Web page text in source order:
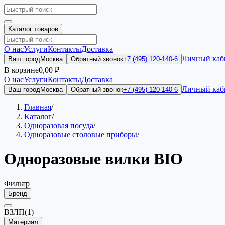
Каталог товаров
О насУслугиКонтактыДоставка
Ваш городМосква Обратный звонок+7 (495) 120-140-6 Личный
В корзине0,00 ₽
О насУслугиКонтактыДоставка
Ваш городМосква Обратный звонок+7 (495) 120-140-6 Личный
Главная/
Каталог/
Одноразовая посуда/
Одноразовые столовые приборы/
Одноразовые вилки BIO
Фильтр
Бренд
ВЗЛП(1)
Материал